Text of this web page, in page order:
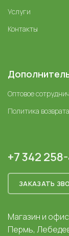
Услуги
Контакты
Оптовое
Политика возврата
+7 342
ЗАКАЗАТЬ
Магазин и офис
Пермь,